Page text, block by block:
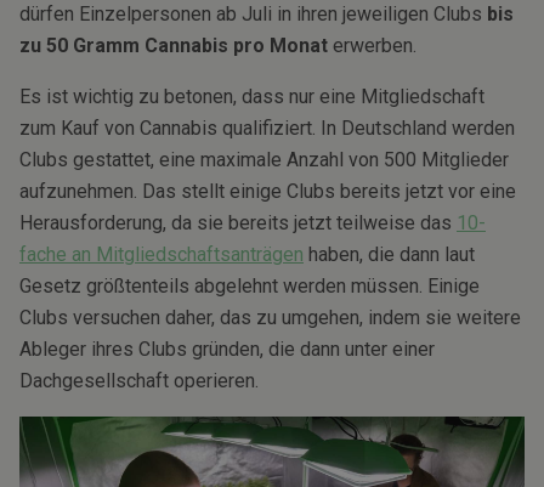
dürfen Einzelpersonen ab Juli in ihren jeweiligen Clubs bis
zu 50 Gramm Cannabis pro Monat erwerben.
Es ist wichtig zu betonen, dass nur eine Mitgliedschaft
zum Kauf von Cannabis qualifiziert. In Deutschland werden
Clubs gestattet, eine maximale Anzahl von 500 Mitglieder
aufzunehmen. Das stellt einige Clubs bereits jetzt vor eine
Herausforderung, da sie bereits jetzt teilweise das 10-
fache an Mitgliedschaftsanträgen haben, die dann laut
Gesetz größtenteils abgelehnt werden müssen. Einige
Clubs versuchen daher, das zu umgehen, indem sie weitere
Ableger ihres Clubs gründen, die dann unter einer
Dachgesellschaft operieren.